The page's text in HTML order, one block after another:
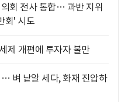
회 전사 통합… 과반 지위
회' 시도
제 개편에 투자자 불만
벼 낱알 세다, 화재 진압하